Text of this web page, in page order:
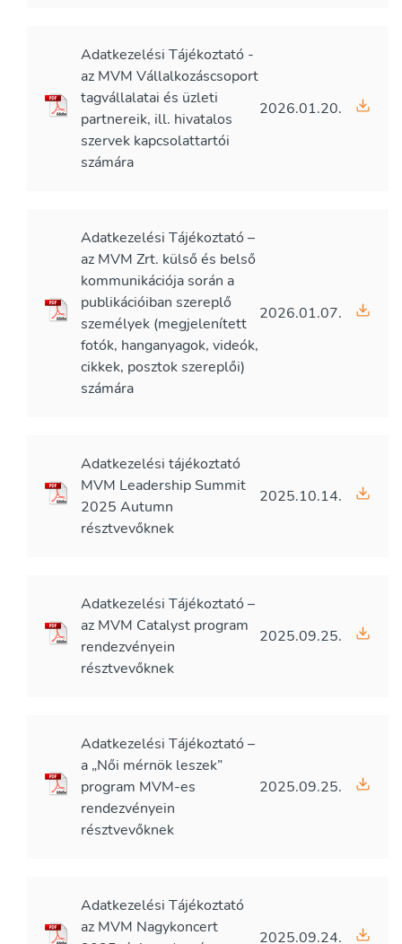
Adatkezelési Tájékoztató -
az MVM Vállalkozáscsoport
tagvállalatai és üzleti
partnereik, ill. hivatalos
szervek kapcsolattartói
számára
2026.01.20.
Adatkezelési Tájékoztató –
az MVM Zrt. külső és belső
kommunikációja során a
publikációiban szereplő
személyek (megjelenített
fotók, hanganyagok, videók,
cikkek, posztok szereplői)
számára
2026.01.07.
Adatkezelési tájékoztató
MVM Leadership Summit
2025 Autumn
résztvevőknek
2025.10.14.
Adatkezelési Tájékoztató –
az MVM Catalyst program
rendezvényein
résztvevőknek
2025.09.25.
Adatkezelési Tájékoztató –
a „Női mérnök leszek”
program MVM-es
rendezvényein
résztvevőknek
2025.09.25.
Adatkezelési Tájékoztató
az MVM Nagykoncert
2025.09.24.